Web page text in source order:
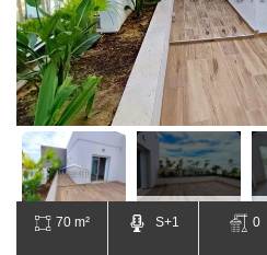
70 m² S+1 0